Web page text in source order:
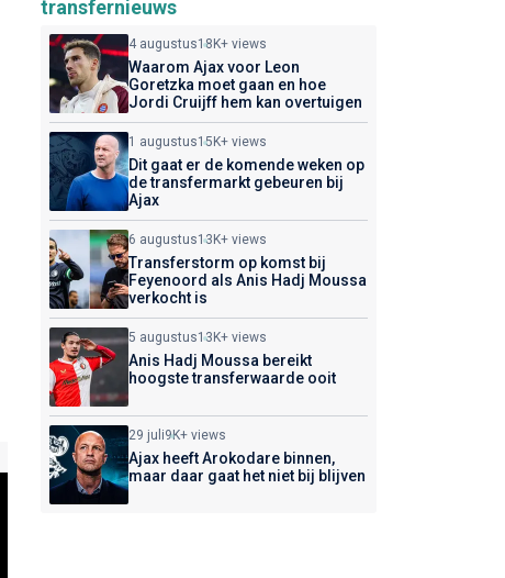
transfernieuws
4 augustus18K+ views
Waarom Ajax voor Leon
Goretzka moet gaan en hoe
Jordi Cruijff hem kan overtuigen
1 augustus15K+ views
Dit gaat er de komende weken op
de transfermarkt gebeuren bij
Ajax
6 augustus13K+ views
Transferstorm op komst bij
Feyenoord als Anis Hadj Moussa
verkocht is
5 augustus13K+ views
Anis Hadj Moussa bereikt
hoogste transferwaarde ooit
29 juli9K+ views
Ajax heeft Arokodare binnen,
maar daar gaat het niet bij blijven